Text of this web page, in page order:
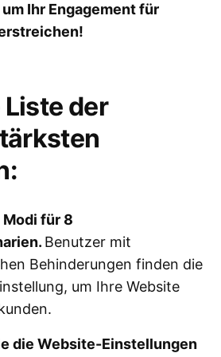
Ihr Engagement für
der
für 8
Benutzer mit
Behinderungen finden die
um Ihre Website
die Website-Einstellungen